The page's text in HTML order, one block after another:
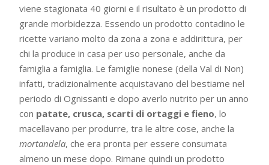
viene stagionata 40 giorni e il risultato è un prodotto di
grande morbidezza. Essendo un prodotto contadino le
ricette variano molto da zona a zona e addirittura, per
chi la produce in casa per uso personale, anche da
famiglia a famiglia. Le famiglie nonese (della Val di Non)
infatti, tradizionalmente acquistavano del bestiame nel
periodo di Ognissanti e dopo averlo nutrito per un anno
con patate, crusca, scarti di ortaggi e fieno, lo
macellavano per produrre, tra le altre cose, anche la
mortandela, che era pronta per essere consumata
almeno un mese dopo. Rimane quindi un prodotto